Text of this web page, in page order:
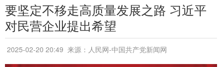
要坚定不移走高质量发展之路 习近平
对民营企业提出希望
2025-02-20 20:49 来源：人民网-中国共产党新闻网